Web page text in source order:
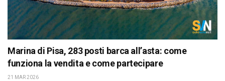
Marina di Pisa, 283 posti barca all’asta: come
funziona la vendita e come partecipare
21 MAR 2026